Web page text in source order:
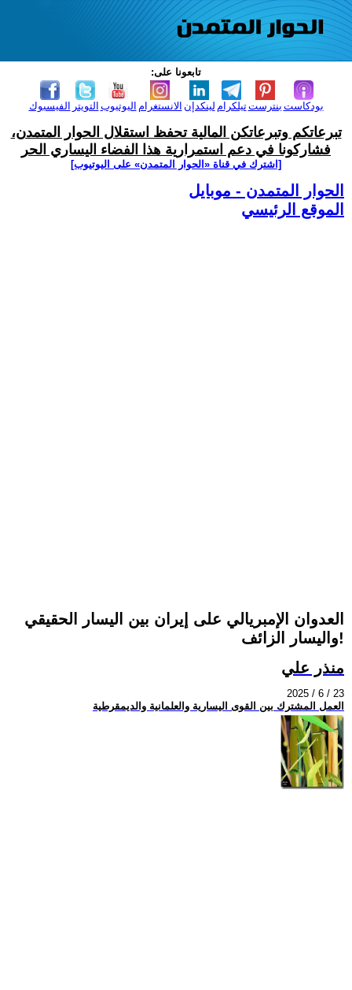
تابعونا على:
الفيسبوك التويتر اليوتيوب الانستغرام لينكدإن تيلكرامبنترست بودكاست
تبرعاتكم وتبرعاتكن المالية تحفظ استقلال الحوار المتمدن،
فشاركونا في دعم استمرارية هذا الفضاء اليساري الحر
[اشترك في قناة ‫«الحوار المتمدن» على اليوتيوب]
الحوار المتمدن - موبايل
الموقع الرئيسي
العدوان الإمبريالي على إيران بين اليسار الحقيقي
واليسار الزائف!
منذر علي
2025 / 6 / 23
العمل المشترك بين القوى اليسارية والعلمانية والديمقرطية